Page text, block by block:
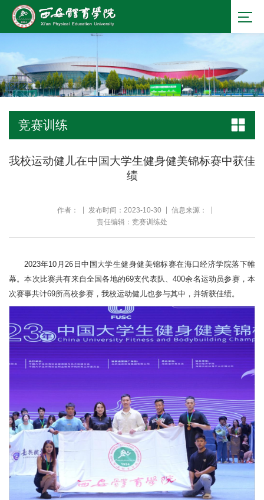
竞赛训练
我校运动健儿在中国大学生健身健美锦标赛中获佳
绩
作者： 发布时间：2023-10-30
信息来源：
责任编辑：竞赛训练处
2023年10月26日中国大学生健身健美锦标赛在海口经济学院落下帷
幕。本次比赛共有来自全国各地的69支代表队、400余名运动员参赛，本
次赛事共计69所高校参赛，我校运动健儿也参与其中，并斩获佳绩。